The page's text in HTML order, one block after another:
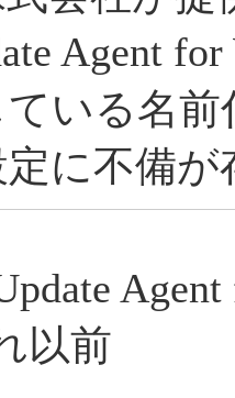
Agent
いる名
に不備が
以前